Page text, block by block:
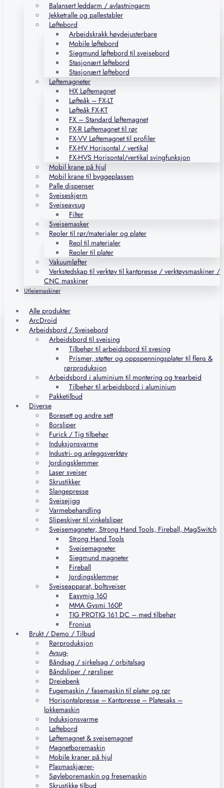
Balansert leddarm / avlastningarm
Jekketralle og pallestabler
Løftebord
Arbeidskrakk høydejusterbare
Mobile løftebord
Siegmund løftebord til sveisebord
Stasjonært løftebord
Stasjonært løftebord
Løftemagneter
HX Løftemagnet
Løfteåk – FX-LT
Løfteåk FX-KT
FX – Standard løftemagnet
FX-R Løftemagnet til rør
FX-VV Løftemagnet til profiler
FX-HV Horisontal / vertikal
FX-HVS Horisontal/vertikal svingfunksjon
Mobil krane på hjul
Mobil krane til byggeplassen
Palle dispenser
Sveiseskjerm
Sveiseavsug
Filter
Sveisemasker
Reoler til rør/materialer og plater
Reol til materialer
Reoler til plater
Vakuumløfter
Verkstedskap til verktøy til kantpresse / verktøysmaskiner /
CNC maskiner
Utleiemaskiner
Alle produkter
ArcDroid
Arbeidsbord / Sveisebord
Arbeidsbord til sveising
Tilbehør til arbeidsbord til svesing
Prismer, støtter og oppspenningsplater til flens &
rørproduksjon
Arbeidsbord i aluminium til montering og trearbeid
Tilbehør til arbeidsbord i aluminium
Pakketilbud
Diverse
Boresett og andre sett
Borsliper
Furick / Tig tilbehør
Induksjonsvarme
Industri- og anleggsverktøy
Jordingsklemmer
Laser sveiser
Skrustikker
Slangepresse
Sveisejigg
Varmebehandling
Slipeskiver til vinkelsliper
Sveisemagneter, Strong Hand Tools, Fireball, MagSwitch
Strong Hand Tools
Sveisemagneter
Siegmund magneter
Fireball
Jordingsklemmer
Sveiseapparat, boltsveiser
Easymig 160
MMA Gysmi 160P
TIG PROTIG 161 DC – med tilbehør
Fronius
Brukt / Demo / Tilbud
Rørproduksjon
Avsug-
Båndsag / sirkelsag / orbitalsag
Båndsliper / rørsliper
Dreiebenk
Fugemaskin / fasemaskin til plater og rør
Horisontalpresse – Kantpresse – Platesaks –
lokkemaskin
Induksjonsvarme
Løftebord
Løftemagnet & sveisemagnet
Magnetboremaskin
Mobile kraner på hjul
Plasmaskjærer-
Søyleboremaskin og fresemaskin
Skrustikke tilbud